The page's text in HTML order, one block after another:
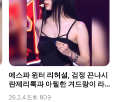
에스파 윈터 리허설, 검정 끈나시
란제리룩과 아찔한 겨드랑이 라
인 포착
26.2.4조회 909